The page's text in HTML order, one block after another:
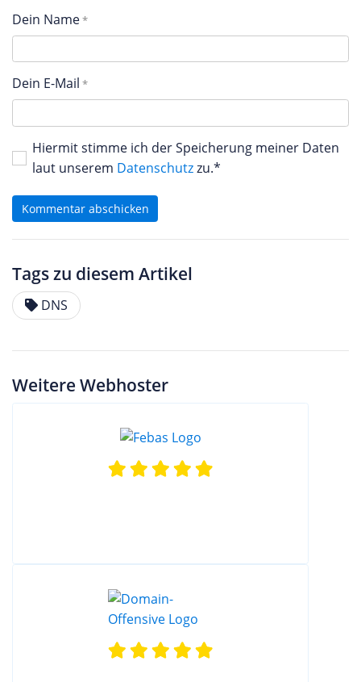
Dein Name
Dein E-Mail
Hiermit stimme ich der Speicherung meiner Daten
laut unserem Datenschutzzu.*
Kommentar abschicken
Tags zu diesem Artikel
DNS
Weitere Webhoster